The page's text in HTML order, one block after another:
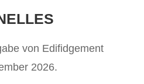
and issues
to
Flipbook Plugin
von Edifidgement
2026.